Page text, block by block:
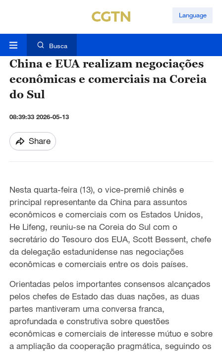
Language
Busca
China e EUA realizam negociações
econômicas e comerciais na Coreia
do Sul
08:39:33 2026-05-13
Share
Nesta quarta-feira (13), o vice-premiê chinês e
principal representante da China para assuntos
econômicos e comerciais com os Estados Unidos,
He Lifeng, reuniu-se na Coreia do Sul com o
secretário do Tesouro dos EUA, Scott Bessent, chefe
da delegação estadunidense nas negociações
econômicas e comerciais entre os dois países.
Orientadas pelos importantes consensos alcançados
pelos chefes de Estado das duas nações, as duas
partes mantiveram uma conversa franca,
aprofundada e construtiva sobre questões
econômicas e comerciais de interesse mútuo e sobre
a ampliação da cooperação pragmática, seguindo os